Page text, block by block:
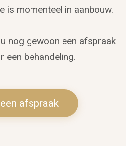
is momenteel in aanbouw.
nog gewoon een afspraak
een behandeling.
afspraak